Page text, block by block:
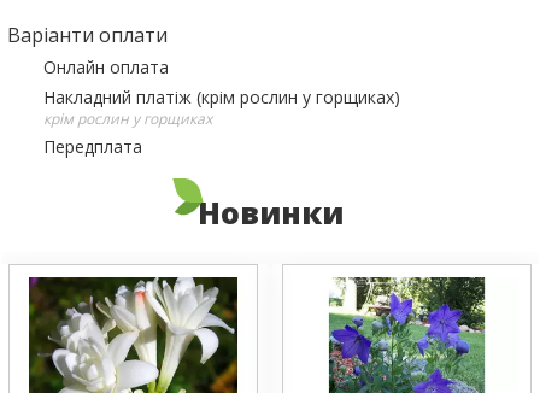
Варіанти оплати
Онлайн оплата
Накладний платіж (крім рослин у горщиках)
крім рослин у горщиках
Передплата
Новинки